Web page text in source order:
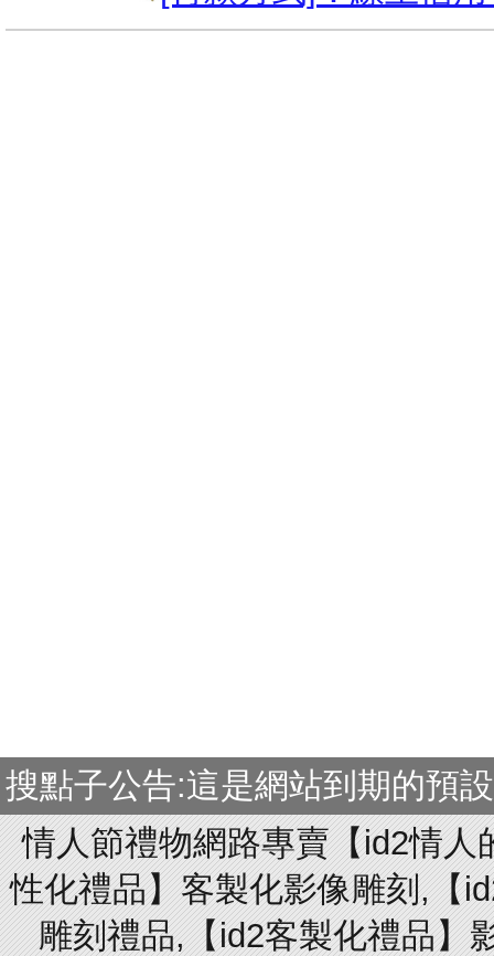
搜點子公告:這是網站到期的預
情人節禮物網路專賣【id2情
性化禮品】客製化影像雕刻,【
雕刻禮品,【id2客製化禮品】